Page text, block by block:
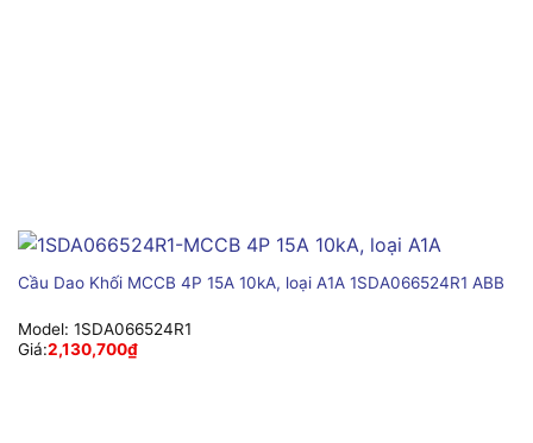
Cầu Dao Khối MCCB 4P 15A 10kA, loại A1A 1SDA066524R1 ABB
Model: 1SDA066524R1
Giá:2,130,700₫